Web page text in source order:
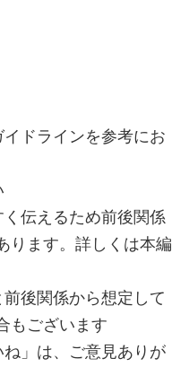
ドラインを参考にお
伝えるため前後関係
ります。詳しくは本編
後関係から想定して
もございます
」は、ご意見ありが